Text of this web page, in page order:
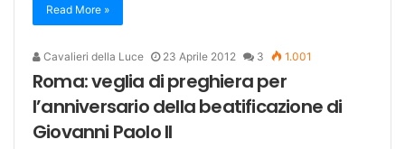
Read More »
Cavalieri della Luce 23 Aprile 2012 3 1.001
Roma: veglia di preghiera per
l’anniversario della beatificazione di
Giovanni Paolo II